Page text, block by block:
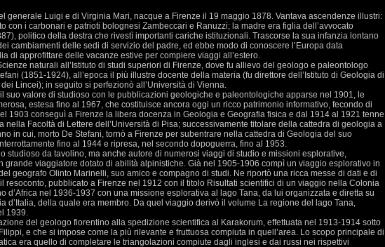
generale Luigi e di Virginia Mari, nacque a Firenze il 19 maggio 1878. Vantava ascendenze illustri:
con i carbonari e patrioti bolognesi Zambeccari e Ranuzzi; la madre era figlia dell’avvocato
politico della destra che rivestì importanti cariche istituzionali. Trascorse la sua infanzia lontano
cambiamenti delle sedi di servizio del padre, ed ebbe modo di conoscere l’Europa data
di approfittare delle vacanze estive per compiere viaggi all’estero.
naturali all’Istituto di studi superiori di Firenze, dove fu allievo del geologo e paleontologo
(1851-1924), all’epoca il più illustre docente della materia (fu direttore dell’Istituto di Geologia di
Lincei); in seguito si perfezionò all’Università di Vienna.
suo valore di studioso con le pubblicazioni geologiche e paleontologiche apparse nel 1901, le
estesa fino al 1967, che costituisce ancora oggi un ricco patrimonio informativo, fecondo di
1903 conseguì a Firenze la libera docenza in Geologia e Geografia fisica e dal 1914 al 1921 tenne
nella Facoltà di Lettere dell’Università di Pisa; successivamente titolare della cattedra di geologia a
in cui, morto De Stefani, tornò a Firenze per subentrare nella cattedra di Geologia del suo
fino al 1944 e ripresa, nel secondo dopoguerra, fino al 1953.
studioso da tavolino, ma anche autore di numerosi viaggi di studio e missioni esplorative,
grande viaggiatore dotato di abilità alpinistiche. Già nel 1905-1906 compì un viaggio esplorativo in
geografo Olinto Marinelli, suo amico e compagno di studi. Ne riportò una ricca messe di dati e di
resoconto, pubblicato a Firenze nel 1912 con il titolo Risultati scientifici di un viaggio nella Colonia
d’Africa nel 1936-1937 con una missione esplorativa al lago Tana, da lui organizzata e diretta su
d’Italia, della quale era membro. Da quel viaggio derivò il volume La regione del lago Tana,
1939.
del geologo fiorentino alla spedizione scientifica al Karakorum, effettuata nel 1913-1914 sotto
e che si impose come la più rilevante e fruttuosa compiuta in quell’area. Lo scopo principale di
era quello di completare le triangolazioni compiute dagli inglesi e dai russi nei rispettivi